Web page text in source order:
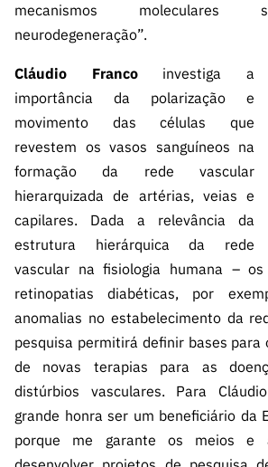
mecanismos moleculares
neurodegeneração”.
Cláudio Francoinvestiga a
importância da polarização e
movimento das células que
revestem os vasos sanguíneos na
formação da rede vascular
hierarquizada de artérias, veias e
capilares. Dada a relevância da
estrutura hierárquica da rede
vascular na fisiologia humana –
retinopatias diabéticas, por
anomalias no estabelecimento da
pesquisa permitirá definir bases para
de novas terapias para as
distúrbios vasculares. Para
grande honra ser um beneficiário da
porque me garante os meios e